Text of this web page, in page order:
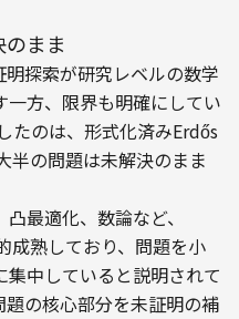
まま
探索が研究レベルの数学
方、限界も明確にしてい
たのは、形式化済みErdős
半の問題は未解決のまま
最適化、数論など、
成熟しており、問題を小
中していると説明されて
の核心部分を未証明の補